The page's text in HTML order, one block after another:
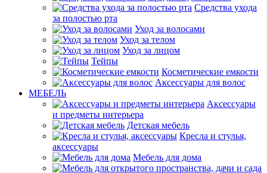
Средства ухода
за полостью рта
Уход за волосами
Уход за телом
Уход за лицом
Тейпы
Косметические емкости
Аксессуары для волос
МЕБЕЛЬ
Аксессуары
и предметы интерьера
Детская мебель
Кресла и стулья,
аксессуары
Мебель для дома